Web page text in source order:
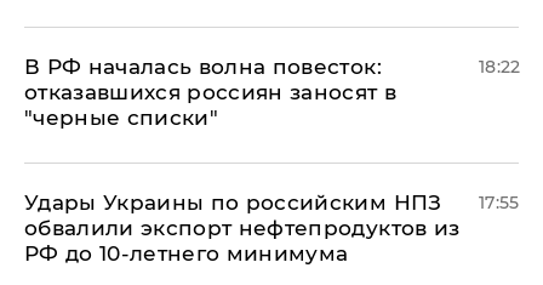
​В РФ началась волна повесток:
отказавшихся россиян заносят в
"черные списки"
18:22
Удары Украины по российским НПЗ
обвалили экспорт нефтепродуктов из
РФ до 10-летнего минимума
17:55